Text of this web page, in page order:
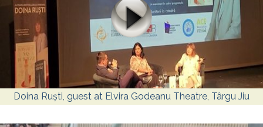
Doina Ruști, guest at Elvira Godeanu Theatre, Târgu Jiu